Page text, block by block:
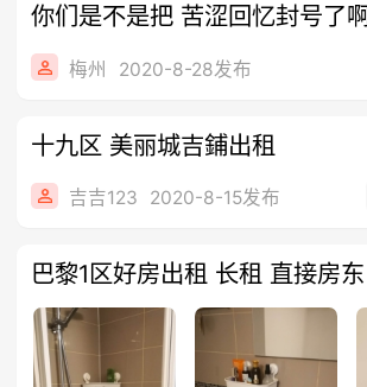
你们是不是把 苦涩回忆封号了
梅州 2020-8-28发布
十九区 美丽城吉鋪出租
吉吉123 2020-8-15发布
巴黎1区好房出租 长租 直接房东